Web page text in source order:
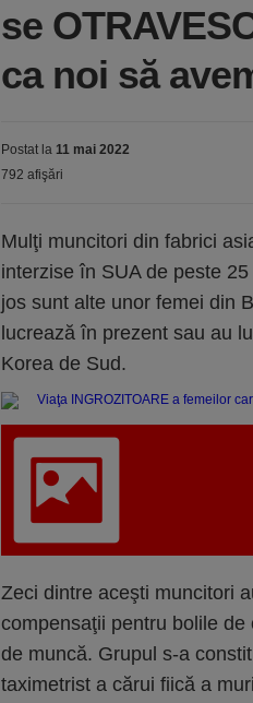
se
ca noi să
Postat la 11 mai 2022
792 afişări
Mulţi muncitori din fabrici
interzise în SUA de peste
jos sunt alte unor femei din
lucrează în prezent sau au
Korea de Sud.
Zeci dintre aceşti muncitori
compensaţii pentru bolile
de muncă. Grupul s-a
taximetrist a cărui fiică a